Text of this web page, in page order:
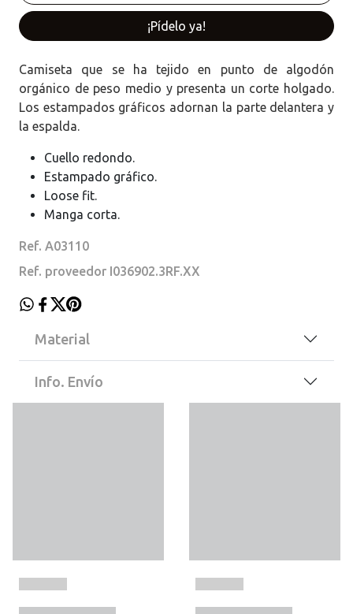
¡Pídelo ya!
Camiseta que se ha tejido en punto de algodón
orgánico de peso medio y presenta un corte holgado.
Los estampados gráficos adornan la parte delantera y
la espalda.
Cuello redondo.
Estampado gráfico.
Loose fit.
Manga corta.
Ref. A03110
Ref. proveedor I036902.3RF.XX
Material
Info. Envío